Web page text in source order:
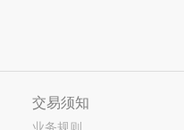
交易须知